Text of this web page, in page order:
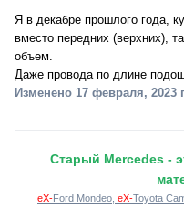
Я в декабре прошлого года,
вместо передних (верхних),
объем.
Даже провода по длине
Изменено 17 февраля, 2023
Старый Mercedes -
eX-Ford Mondeo, eX-Toyota